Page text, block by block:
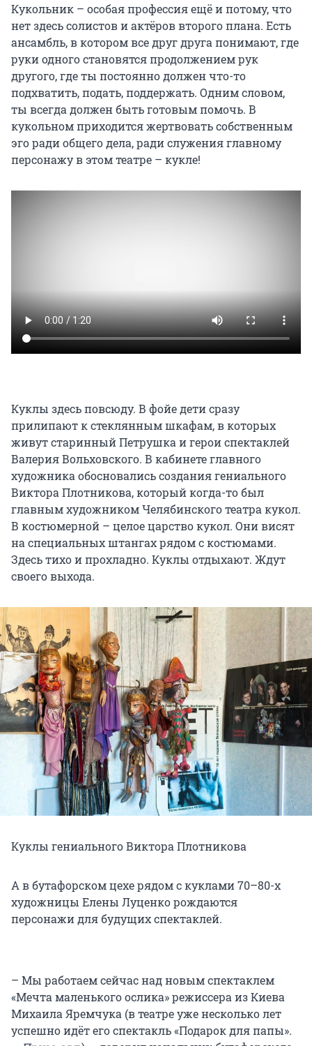
Кукольник – особая профессия ещё и потому, что
нет здесь солистов и актёров второго плана. Есть
ансамбль, в котором все друг друга понимают, где
руки одного становятся продолжением рук
другого, где ты постоянно должен что-то
подхватить, подать, поддержать. Одним словом,
ты всегда должен быть готовым помочь. В
кукольном приходится жертвовать собственным
эго ради общего дела, ради служения главному
персонажу в этом театре – кукле!
Куклы здесь повсюду. В фойе дети сразу
прилипают к стеклянным шкафам, в которых
живут старинный Петрушка и герои спектаклей
Валерия Вольховского. В кабинете главного
художника обосновались создания гениального
Виктора Плотникова, который когда-то был
главным художником Челябинского театра кукол.
В костюмерной – целое царство кукол. Они висят
на специальных штангах рядом с костюмами.
Здесь тихо и прохладно. Куклы отдыхают. Ждут
своего выхода.
Куклы гениального Виктора Плотникова
А в бутафорском цехе рядом с куклами 70–80-х
художницы Елены Луценко рождаются
персонажи для будущих спектаклей.
– Мы работаем сейчас над новым спектаклем
«Мечта маленького ослика» режиссера из Киева
Михаила Яремчука (в театре уже несколько лет
успешно идёт его спектакль «Подарок для папы».